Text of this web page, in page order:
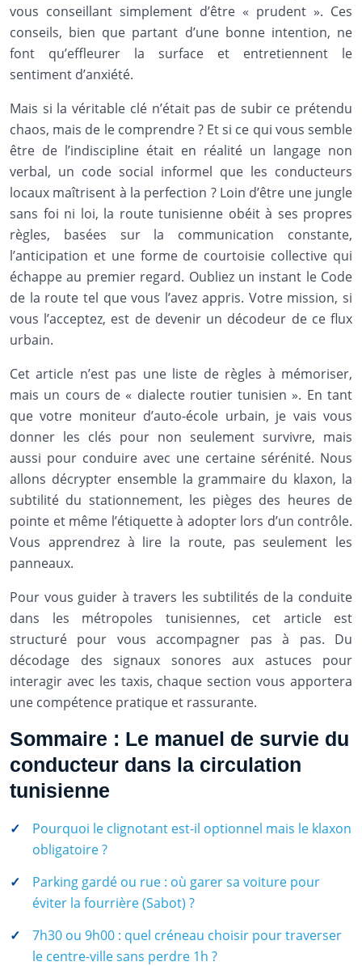
vous conseillant simplement d’être « prudent ». Ces
conseils, bien que partant d’une bonne intention, ne
font qu’effleurer la surface et entretiennent le
sentiment d’anxiété.
Mais si la véritable clé n’était pas de subir ce prétendu
chaos, mais de le comprendre ? Et si ce qui vous semble
être de l’indiscipline était en réalité un langage non
verbal, un code social informel que les conducteurs
locaux maîtrisent à la perfection ? Loin d’être une jungle
sans foi ni loi, la route tunisienne obéit à ses propres
règles, basées sur la communication constante,
l’anticipation et une forme de courtoisie collective qui
échappe au premier regard. Oubliez un instant le Code
de la route tel que vous l’avez appris. Votre mission, si
vous l’acceptez, est de devenir un décodeur de ce flux
urbain.
Cet article n’est pas une liste de règles à mémoriser,
mais un cours de « dialecte routier tunisien ». En tant
que votre moniteur d’auto-école urbain, je vais vous
donner les clés pour non seulement survivre, mais
aussi pour conduire avec une certaine sérénité. Nous
allons décrypter ensemble la grammaire du klaxon, la
subtilité du stationnement, les pièges des heures de
pointe et même l’étiquette à adopter lors d’un contrôle.
Vous apprendrez à lire la route, pas seulement les
panneaux.
Pour vous guider à travers les subtilités de la conduite
dans les métropoles tunisiennes, cet article est
structuré pour vous accompagner pas à pas. Du
décodage des signaux sonores aux astuces pour
interagir avec les taxis, chaque section vous apportera
une compétence pratique et rassurante.
Sommaire : Le manuel de survie du
conducteur dans la circulation
tunisienne
Pourquoi le clignotant est-il optionnel mais le klaxon
obligatoire ?
Parking gardé ou rue : où garer sa voiture pour
éviter la fourrière (Sabot) ?
7h30 ou 9h00 : quel créneau choisir pour traverser
le centre-ville sans perdre 1h ?